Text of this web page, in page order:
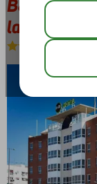
B&B Hotel
la Ciencias
Logement